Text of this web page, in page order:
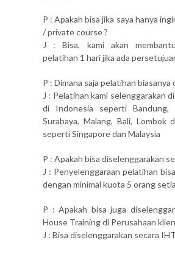
P : Apakah bisa jika saya hanya
/ private course ?
J : Bisa, kami akan membantu
pelatihan 1 hari jika ada
P : Dimana saja pelatihan biasanya
J : Pelatihan kami selenggarakan
di Indonesia seperti Bandung,
Surabaya, Malang, Bali, Lombok
seperti Singapore dan Malaysia
P : Apakah bisa diselenggarakan
J : Penyelenggaraan pelatihan
dengan minimal kuota 5 orang
P : Apakah bisa juga
House Training di Perusahaan
J : Bisa diselenggarakan secara